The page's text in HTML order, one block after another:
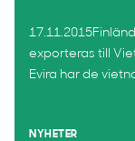
exporteras till
Evira har de
NYHETER